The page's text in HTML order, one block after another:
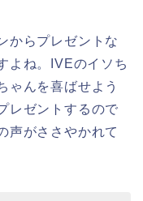
からプレゼントな
よね。IVEのイソち
ゃんを喜ばせよう
レゼントするので
声がささやかれて